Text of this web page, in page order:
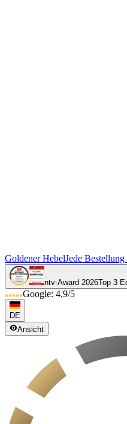
Goldener HebelJede
ntv-Award 2026Top 3
Google: 4,9/5
DE
Ansicht